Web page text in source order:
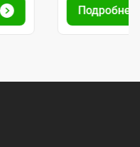
Подробней